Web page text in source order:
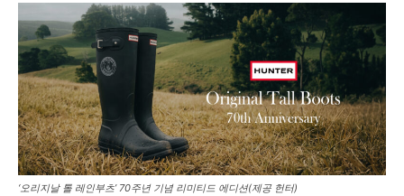
‘오리지날 톨 레인부츠’ 70주년 기념 리미티드 에디션(제공 헌터)